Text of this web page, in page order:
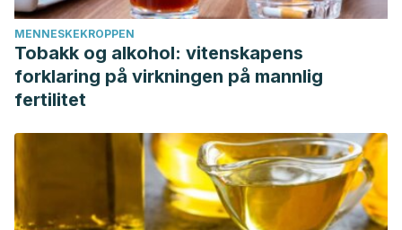
MENNESKEKROPPEN
Tobakk og alkohol: vitenskapens
forklaring på virkningen på mannlig
fertilitet